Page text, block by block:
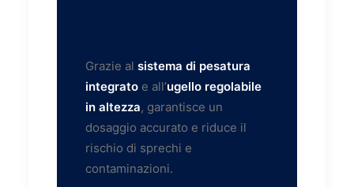
Grazie al sistema di pesatura
integrato e all’ugello regolabile
in altezza, garantisce un
dosaggio accurato e riduce il
rischio di sprechi e
contaminazioni.